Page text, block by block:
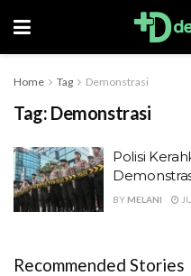
Home Tag Demonstrasi
Tag: Demonstrasi
Polisi
BY MELANI
Recommended Stories